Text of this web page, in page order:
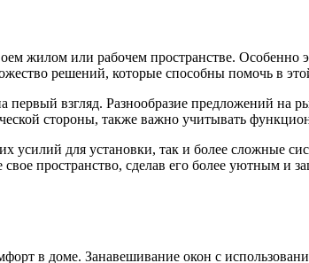
жилом или рабочем пространстве. Особенно
решений, которые способны помочь в
взгляд. Разнообразие предложений на
стороны, также важно учитывать
усилий для установки, так и более сложные
пространство, сделав его более уютным
в доме. Занавешивание окон с